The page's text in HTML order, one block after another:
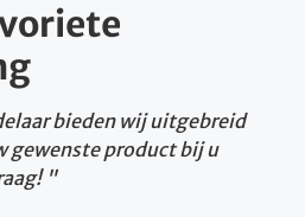
bieden wij uitgebreid
gewenste product bij u